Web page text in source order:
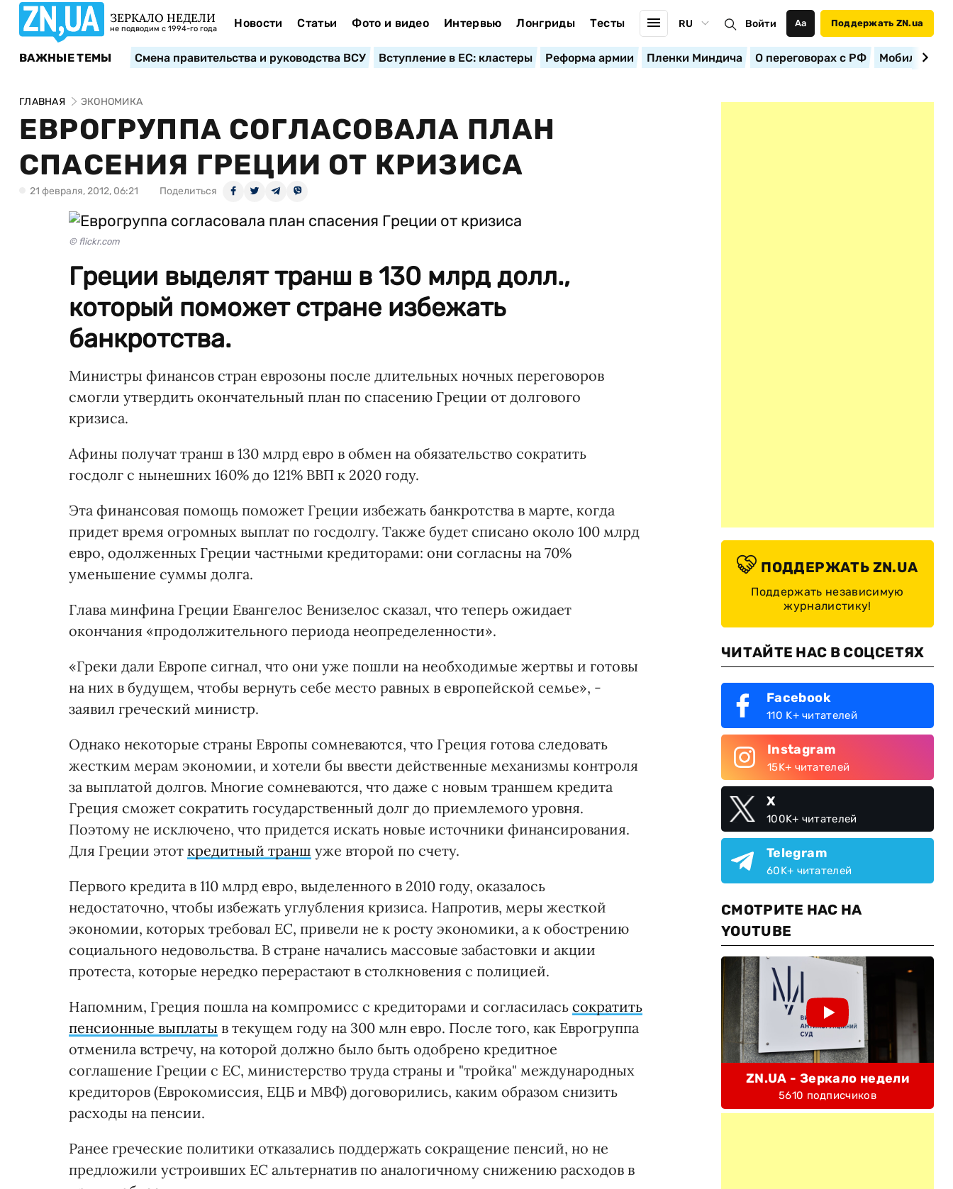
ЗЕРКАЛО НЕДЕЛИ
не подводим с 1994-го года Новости Статьи Фото и видео Интервью Лонгриды Тесты RU Войти Аа Поддержать ZN.ua
ВАЖНЫЕ ТЕМЫ Смена правительства и руководства ВСУ Вступление в ЕС: кластеры Реформа армии Пленки Миндича О переговорах с РФ
ГЛАВНАЯ ЭКОНОМИКА
ЕВРОГРУППА СОГЛАСОВАЛА ПЛАН
СПАСЕНИЯ ГРЕЦИИ ОТ КРИЗИСА
21 февраля, 2012, 06:21 Поделиться
© flickr.com
Греции выделят транш в 130 млрд долл.,
который поможет стране избежать
банкротства.
Министры финансов стран еврозоны после длительных ночных переговоров
смогли утвердить окончательный план по спасению Греции от долгового
кризиса.
Афины получат транш в 130 млрд евро в обмен на обязательство сократить
госдолг с нынешних 160% до 121% ВВП к 2020 году.
Эта финансовая помощь поможет Греции избежать банкротства в марте, когда
придет время огромных выплат по госдолгу. Также будет списано около 100 млрд
евро, одолженных Греции частными кредиторами: они согласны на 70%
уменьшение суммы долга.
Глава минфина Греции Евангелос Венизелос сказал, что теперь ожидает
окончания «продолжительного периода неопределенности».
«Греки дали Европе сигнал, что они уже пошли на необходимые жертвы и готовы
на них в будущем, чтобы вернуть себе место равных в европейской семье», -
заявил греческий министр.
Однако некоторые страны Европы сомневаются, что Греция готова следовать
жестким мерам экономии, и хотели бы ввести действенные механизмы контроля
за выплатой долгов. Многие сомневаются, что даже с новым траншем кредита
Греция сможет сократить государственный долг до приемлемого уровня.
Поэтому не исключено, что придется искать новые источники финансирования.
Для Греции этот кредитный транш уже второй по счету.
Первого кредита в 110 млрд евро, выделенного в 2010 году, оказалось
недостаточно, чтобы избежать углубления кризиса. Напротив, меры жесткой
экономии, которых требовал ЕС, привели не к росту экономики, а к обострению
социального недовольства. В стране начались массовые забастовки и акции
протеста, которые нередко перерастают в столкновения с полицией.
Напомним, Греция пошла на компромисс с кредиторами и согласилась сократить
пенсионные выплаты в текущем году на 300 млн евро. После того, как Еврогруппа
отменила встречу, на которой должно было быть одобрено кредитное
соглашение Греции с ЕС, министерство труда страны и "тройка" международных
кредиторов (Еврокомиссия, ЕЦБ и МВФ) договорились, каким образом снизить
расходы на пенсии.
Ранее греческие политики отказались поддержать сокращение пенсий, но не
предложили устроивших ЕС альтернатив по аналогичному снижению расходов в
ПОДДЕРЖАТЬ ZN.UA
Поддержать независимую
журналистику!
ЧИТАЙТЕ НАС В СОЦСЕТЯХ
Facebook
110 K+ читателей
Instagram
15K+ читателей
X
100K+ читателей
Telegram
60K+ читателей
СМОТРИТЕ НАС НА
YOUTUBE
ZN.UA - Зеркало недели
5610 подписчиков